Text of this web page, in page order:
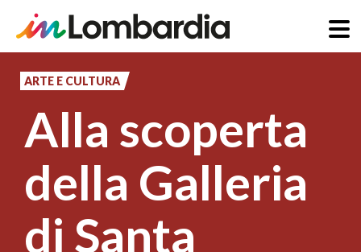
principale
ARTE E CULTURA
Alla scoperta
della Galleria
di Santa